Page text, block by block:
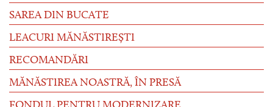
SAREA DIN BUCATE
LEACURI MĂNĂSTIREȘTI
RECOMANDĂRI
MĂNĂSTIREA NOASTRĂ, ÎN PRESĂ